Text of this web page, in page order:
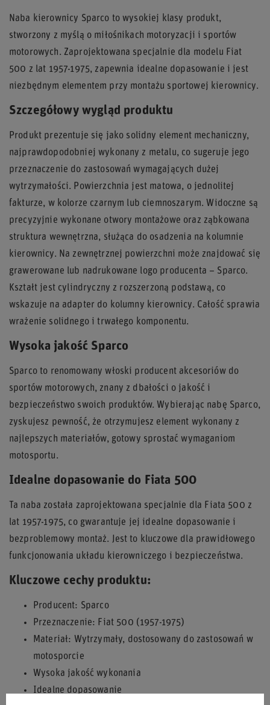
Naba kierownicy Sparco to wysokiej klasy produkt,
stworzony z myślą o miłośnikach motoryzacji i sportów
motorowych. Zaprojektowana specjalnie dla modelu Fiat
500 z lat 1957-1975, zapewnia idealne dopasowanie i jest
niezbędnym elementem przy montażu sportowej kierownicy.
Szczegółowy wygląd produktu
Produkt prezentuje się jako solidny element mechaniczny,
najprawdopodobniej wykonany z metalu, co sugeruje jego
przeznaczenie do zastosowań wymagających dużej
wytrzymałości. Powierzchnia jest matowa, o jednolitej
fakturze, w kolorze czarnym lub ciemnoszarym. Widoczne są
precyzyjnie wykonane otwory montażowe oraz ząbkowana
struktura wewnętrzna, służąca do osadzenia na kolumnie
kierownicy. Na zewnętrznej powierzchni może znajdować się
grawerowane lub nadrukowane logo producenta – Sparco.
Kształt jest cylindryczny z rozszerzoną podstawą, co
wskazuje na adapter do kolumny kierownicy. Całość sprawia
wrażenie solidnego i trwałego komponentu.
Wysoka jakość Sparco
Sparco to renomowany włoski producent akcesoriów do
sportów motorowych, znany z dbałości o jakość i
bezpieczeństwo swoich produktów. Wybierając nabę Sparco,
zyskujesz pewność, że otrzymujesz element wykonany z
najlepszych materiałów, gotowy sprostać wymaganiom
motosportu.
Idealne dopasowanie do Fiata 500
Ta naba została zaprojektowana specjalnie dla Fiata 500 z
lat 1957-1975, co gwarantuje jej idealne dopasowanie i
bezproblemowy montaż. Jest to kluczowe dla prawidłowego
funkcjonowania układu kierowniczego i bezpieczeństwa.
Kluczowe cechy produktu:
Producent: Sparco
Przeznaczenie: Fiat 500 (1957-1975)
Materiał: Wytrzymały, dostosowany do zastosowań w
motosporcie
Wysoka jakość wykonania
Idealne dopasowanie